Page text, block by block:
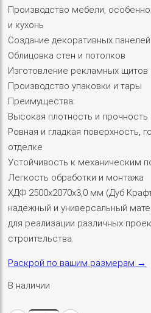
Производство мебели,
и кухонь
Создание декоративных
Облицовка стен и потолков
Изготовление рекламных
Производство упаковки и тары
Преимущества:
Высокая плотность и прочность
Ровная и гладкая поверхность,
отделке
Устойчивость к механическим
Легкость обработки и монтажа
ХДФ 2500х2070х3,0 мм (Дуб
надёжный и универсальный
для реализации различных
строительства.
Раскрой по вашим размерам →
В наличии